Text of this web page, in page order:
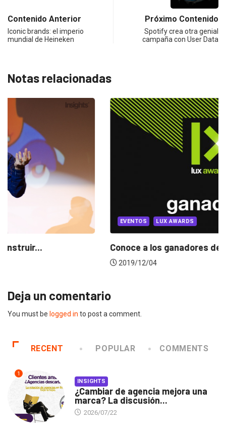
Contenido Anterior
Iconic brands: el imperio
mundial de Heineken
Próximo Contenido
Spotify crea otra genial
campaña con User Data
Notas relacionadas
LUX AWARDS
Conoce a los ganadores de Lux Awards 2019
Deja un comentario
You must be logged in to post a comment.
RECENT POPULAR COMMENTS
1
INSIGHTS
¿Cambiar de agencia mejora una
marca? La discusión...
2026/07/22